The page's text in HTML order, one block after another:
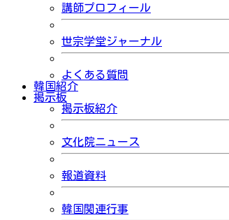
講師プロフィール
世宗学堂ジャーナル
よくある質問
韓国紹介
掲示板
掲示板紹介
文化院ニュース
報道資料
韓国関連行事